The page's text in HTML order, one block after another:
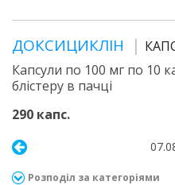
ДОКСИЦИКЛІН
Капсули по 100 мг по 10
блістеру в пачці
290 капс.
Розподіл за категоріями